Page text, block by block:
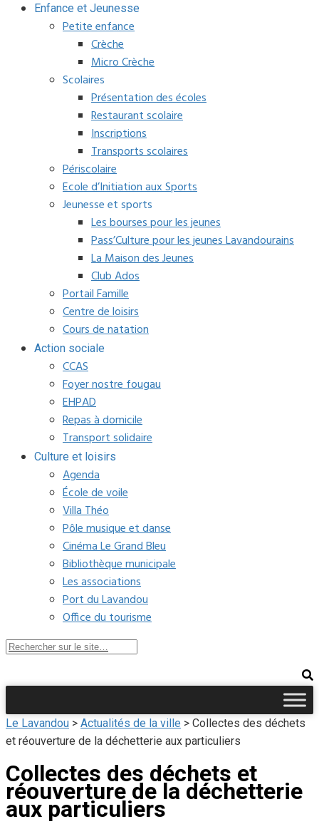
Enfance et Jeunesse
Petite enfance
Crèche
Micro Crèche
Scolaires
Présentation des écoles
Restaurant scolaire
Inscriptions
Transports scolaires
Périscolaire
Ecole d’Initiation aux Sports
Jeunesse et sports
Les bourses pour les jeunes
Pass’Culture pour les jeunes Lavandourains
La Maison des Jeunes
Club Ados
Portail Famille
Centre de loisirs
Cours de natation
Action sociale
CCAS
Foyer nostre fougau
EHPAD
Repas à domicile
Transport solidaire
Culture et loisirs
Agenda
École de voile
Villa Théo
Pôle musique et danse
Cinéma Le Grand Bleu
Bibliothèque municipale
Les associations
Port du Lavandou
Office du tourisme
Le Lavandou > Actualités de la ville > Collectes des déchets
et réouverture de la déchetterie aux particuliers
Collectes des déchets et
réouverture de la déchetterie
aux particuliers